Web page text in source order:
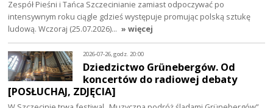
Zespół Pieśni i Tańca Szczecinianie zamiast odpoczywać po
intensywnym roku ciągle gdzieś występuje promując polską sztukę
ludową. Wczoraj (25.07.2026)… » więcej
2026-07-26, godz. 20:00
Dziedzictwo Grünebergów. Od
koncertów do radiowej debaty
[POSŁUCHAJ, ZDJĘCIA]